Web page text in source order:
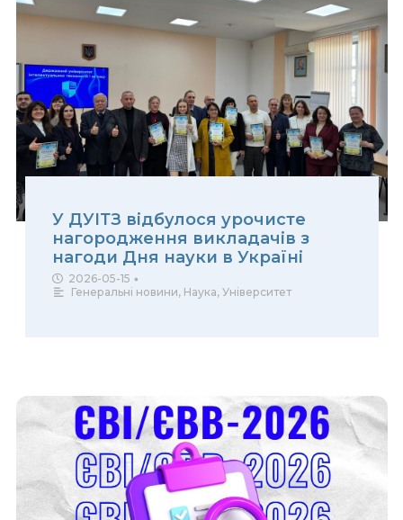
У ДУІТЗ відбулося урочисте
нагородження викладачів з
нагоди Дня науки в Україні
2026-05-15 •
Генеральні новини, Наука, Університет